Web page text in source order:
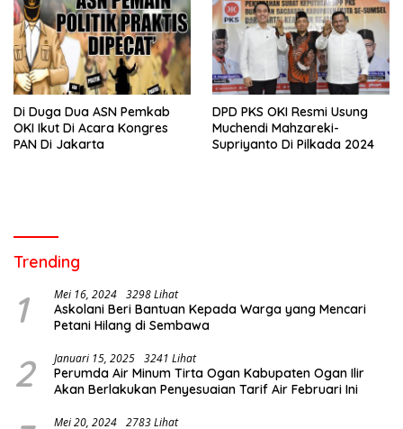
Di Duga Dua ASN Pemkab
OKI Ikut Di Acara Kongres
PAN Di Jakarta
DPD PKS OKI Resmi Usung
Muchendi Mahzareki-
Supriyanto Di Pilkada 2024
Trending
1 Mei 16, 2024 3298 Lihat
Askolani Beri Bantuan Kepada Warga yang Mencari
Petani Hilang di Sembawa
2 Januari 15, 2025 3241 Lihat
Perumda Air Minum Tirta Ogan Kabupaten Ogan Ilir
Akan Berlakukan Penyesuaian Tarif Air Februari Ini
Mei 20, 2024 2783 Lihat